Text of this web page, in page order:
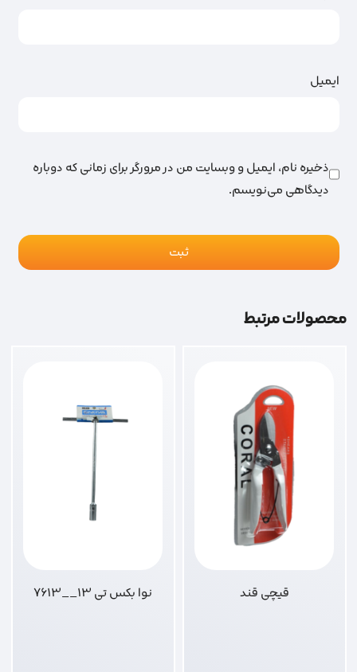
ایمیل
ذخیره نام، ایمیل و وبسایت من در مرورگر برای زمانی که دوباره
دیدگاهی می‌نویسم.
محصولات مرتبط
قیچی قند نوا بکس تی 13__7613